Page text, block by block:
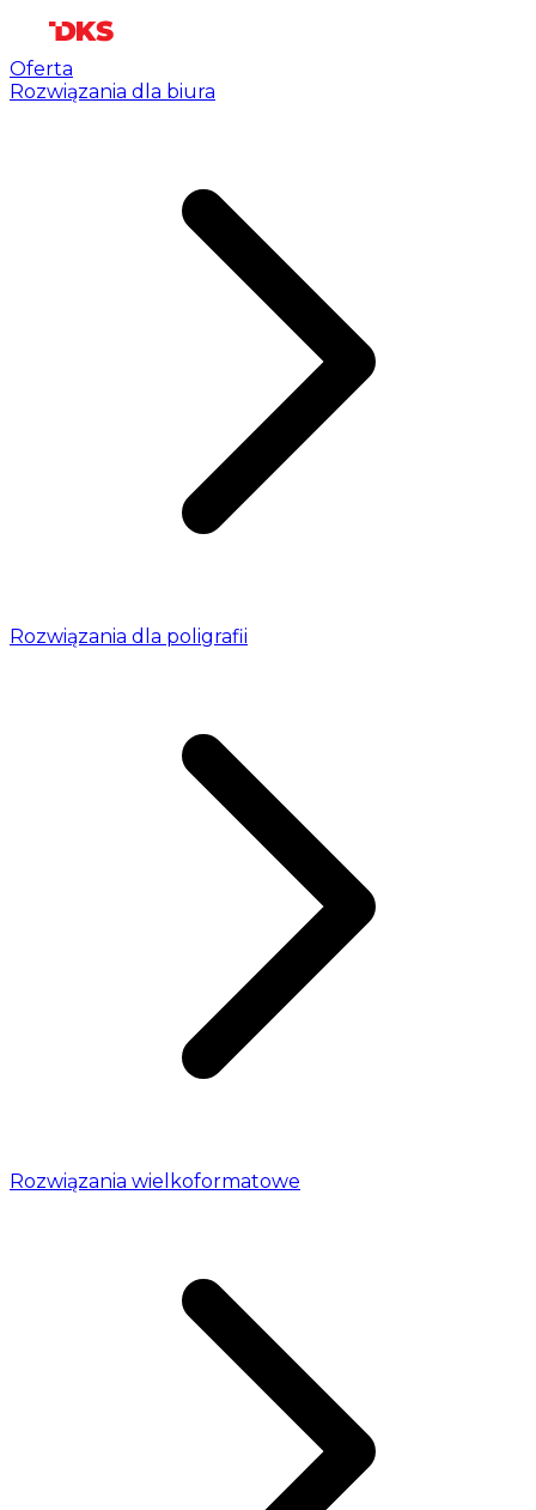
Oferta
Rozwiązania dla biura
Rozwiązania dla poligrafii
Rozwiązania wielkoformatowe